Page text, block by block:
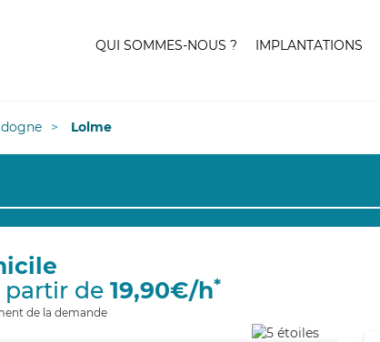
QUI SOMMES-NOUS ? IMPLANTATIONS
Lolme
partir de 19,90€/h*
de la demande